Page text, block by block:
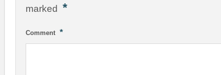
marked *
Comment *